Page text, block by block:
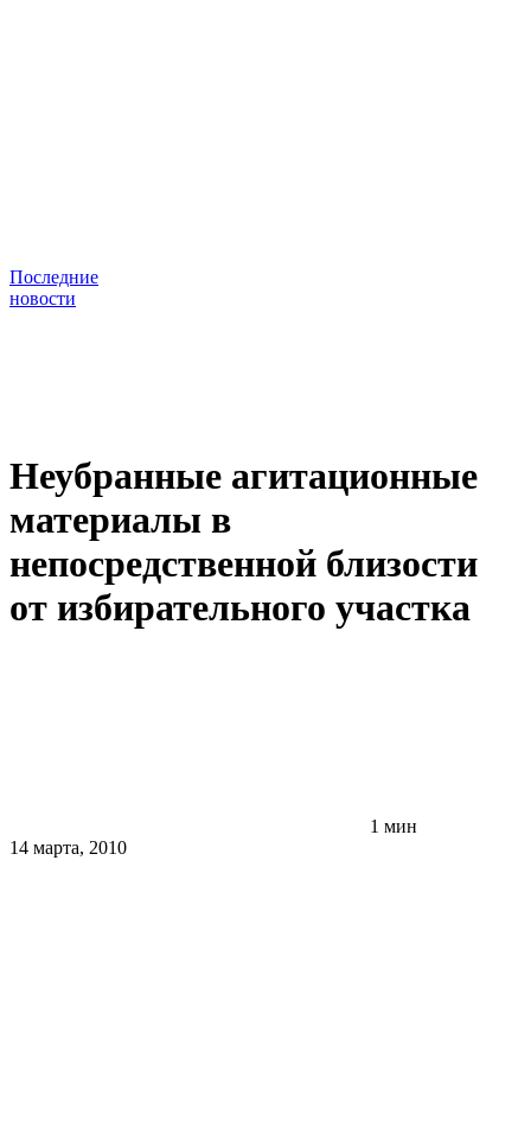
Последние
новости
Неубранные агитационные
материалы в
непосредственной близости
от избирательного участка
1 мин
14 марта, 2010